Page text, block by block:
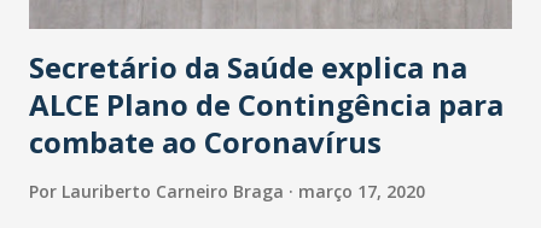
Secretário da Saúde explica na
ALCE Plano de Contingência para
combate ao Coronavírus
Por Lauriberto Carneiro Braga março 17, 2020